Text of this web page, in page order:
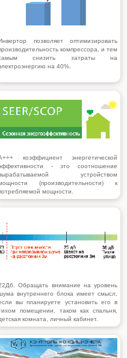
позволяет оптимизировать
компрессора, и тем
снизить затраты на
на 40%.
коэффициент энергетической
- это соотношение
устройством
(производительности) к
мощности.
Обращать внимание на уровень
внутреннего блока имеет смысл,
вы планируете установить его в
помещении, таком как спальня,
комната, личный кабинет.